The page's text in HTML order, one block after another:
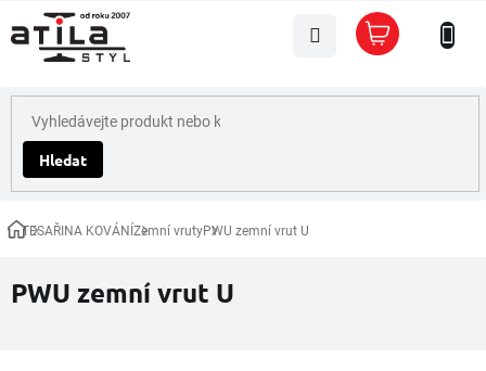
na
obsah
Hledat
Nákupní
košík
DomůTESAŘINA KOVÁNÍZemní vrutyPWU zemní vrut U
PWU zemní vrut U